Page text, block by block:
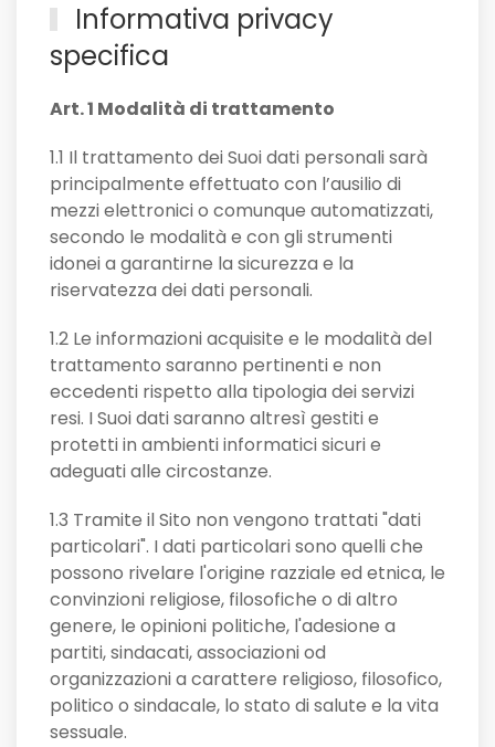
Informativa privacy
specifica
Art. 1 Modalità di trattamento
1.1 Il trattamento dei Suoi dati personali sarà
principalmente effettuato con l’ausilio di
mezzi elettronici o comunque automatizzati,
secondo le modalità e con gli strumenti
idonei a garantirne la sicurezza e la
riservatezza dei dati personali.
1.2 Le informazioni acquisite e le modalità del
trattamento saranno pertinenti e non
eccedenti rispetto alla tipologia dei servizi
resi. I Suoi dati saranno altresì gestiti e
protetti in ambienti informatici sicuri e
adeguati alle circostanze.
1.3 Tramite il Sito non vengono trattati "dati
particolari". I dati particolari sono quelli che
possono rivelare l'origine razziale ed etnica, le
convinzioni religiose, filosofiche o di altro
genere, le opinioni politiche, l'adesione a
partiti, sindacati, associazioni od
organizzazioni a carattere religioso, filosofico,
politico o sindacale, lo stato di salute e la vita
sessuale.